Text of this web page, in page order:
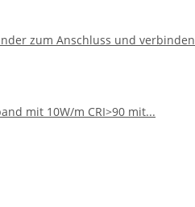
zum Anschluss und verbinden